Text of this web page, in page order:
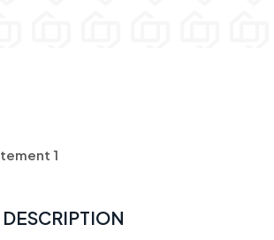
1
DESCRIPTION